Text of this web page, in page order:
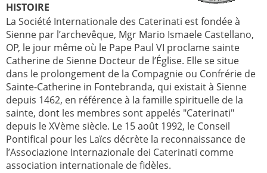
HISTOIRE
La Société Internationale des Caterinati est fondée à
Sienne par l’archevêque, Mgr Mario Ismaele Castellano,
OP, le jour même où le Pape Paul VI proclame sainte
Catherine de Sienne Docteur de l’Église. Elle se situe
dans le prolongement de la Compagnie ou Confrérie de
Sainte-Catherine in Fontebranda, qui existait à Sienne
depuis 1462, en référence à la famille spirituelle de la
sainte, dont les membres sont appelés "Caterinati"
depuis le XVème siècle. Le 15 août 1992, le Conseil
Pontifical pour les Laïcs décrète la reconnaissance de
l’Associazione Internazionale dei Caterinati comme
association internationale de fidèles.